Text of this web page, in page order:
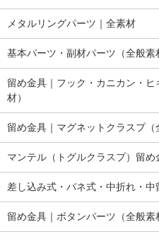
メタルリングパーツ｜全素材
基本パーツ・副材パーツ（全般素
留め金具｜フック・カニカン・
材）
留め金具｜マグネットクラスプ（
マンテル（トグルクラスプ）留め
差し込み式・バネ式・中折れ・
留め金具｜ボタンパーツ（全般素